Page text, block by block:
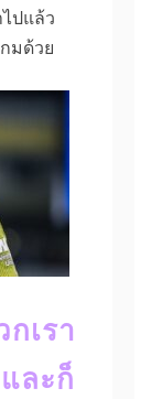
ปแล้ว
มด้วย
เรา
ละก็